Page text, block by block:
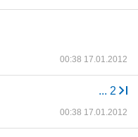
00:38 17.01.2012
... 2
00:38 17.01.2012